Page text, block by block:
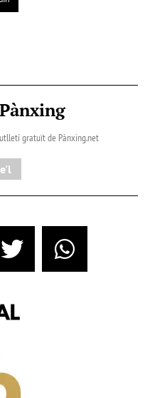
gratuït de Pànxing.net​